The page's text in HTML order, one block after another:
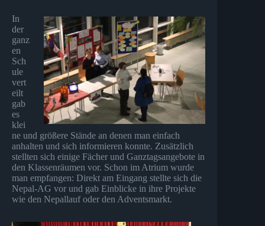
In
der
ganz
en
Sch
ule
vert
eilt
gab
es
klei
ne und größere Stände an denen man einfach
anhalten und sich informieren konnte. Zusätzlich
stellten sich einige Fächer und Ganztagsangebote in
den Klassenräumen vor. Schon im Atrium wurde
man empfangen: Direkt am Eingang stellte sich die
Nepal-AG vor und gab Einblicke in ihre Projekte
wie den Nepallauf oder den Adventsmarkt.